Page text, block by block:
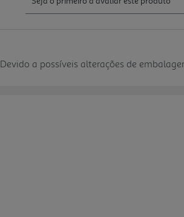
Devido a possíveis alterações de